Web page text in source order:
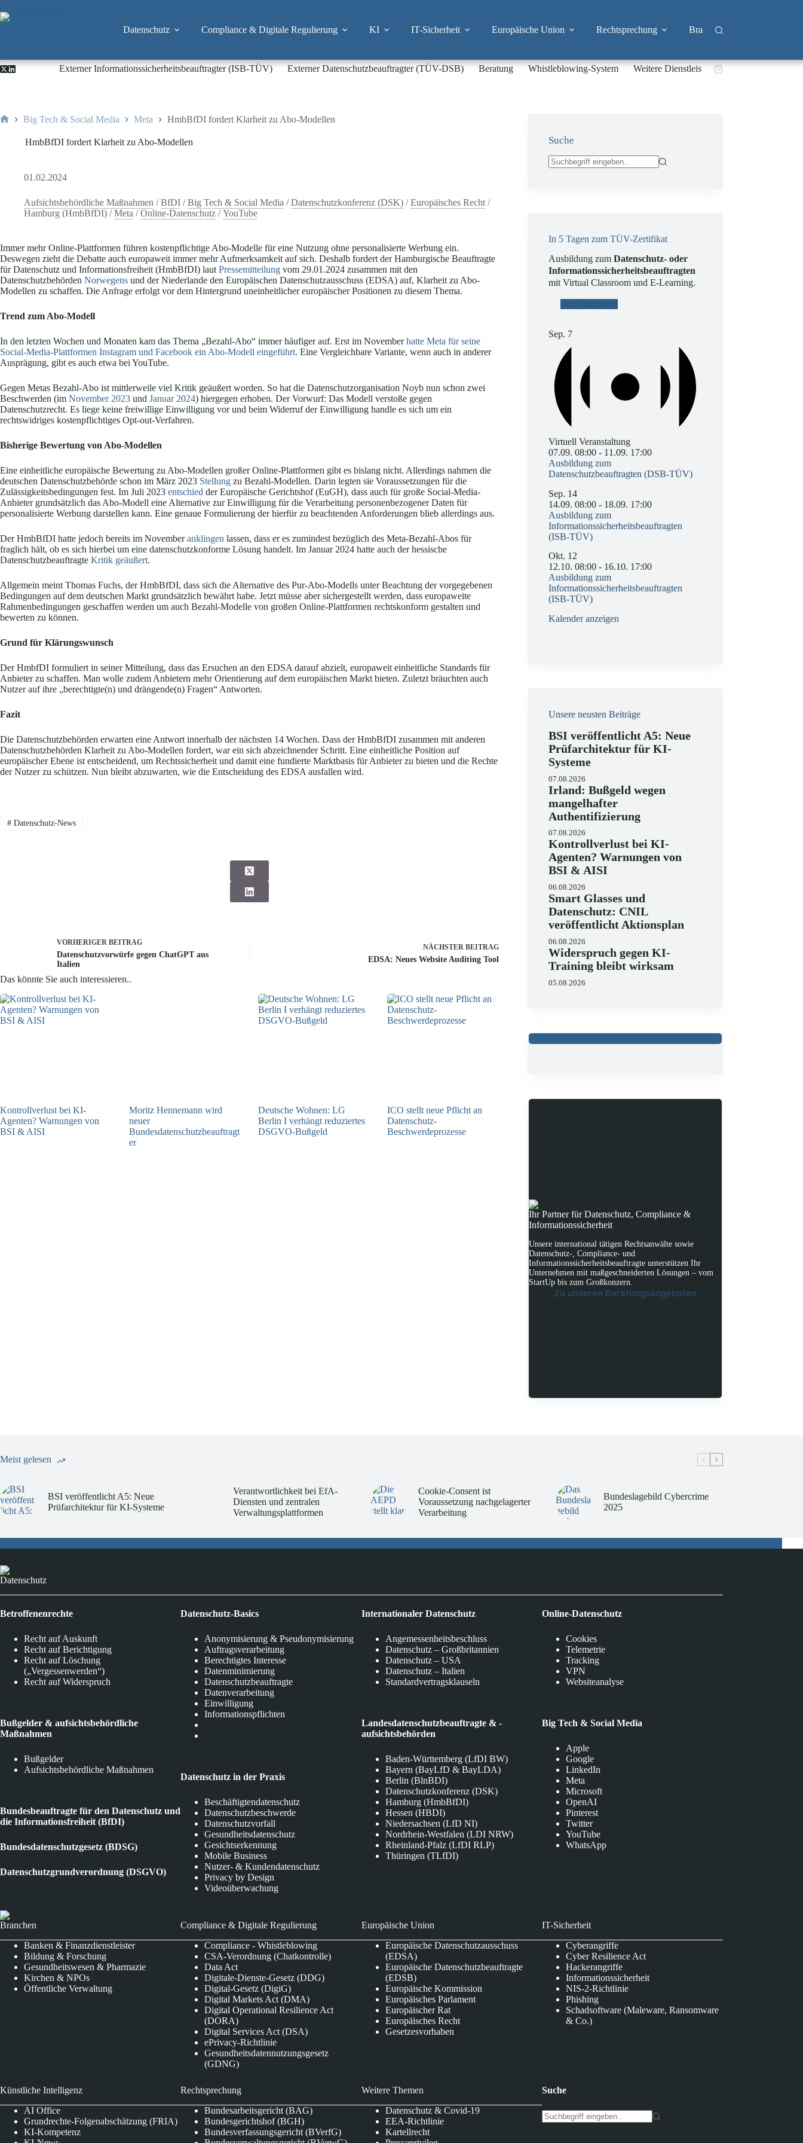
Inhalt
Datenschutz Compliance & Digitale Regulierung KI IT-Sicherheit Europäische Union Rechtsprechung Branchen
Externer Informationssicherheitsbeauftragter (ISB-TÜV) Externer Datenschutzbeauftragter (TÜV-DSB) Beratung Whistleblowing-System Weitere DienstleistungenWarenkorb
Big Tech & Social Media Meta HmbBfDI fordert Klarheit zu Abo-Modellen
HmbBfDI fordert Klarheit zu Abo-Modellen
01.02.2024
Aufsichtsbehördliche Maßnahmen /BfDI /Big Tech & Social Media /Datenschutzkonferenz (DSK) /Europäisches Recht /
Hamburg (HmbBfDI) /Meta /Online-Datenschutz /YouTube
Immer mehr Online-Plattformen führen kostenpflichtige Abo-Modelle für eine Nutzung ohne personalisierte Werbung ein.
Deswegen zieht die Debatte auch europaweit immer mehr Aufmerksamkeit auf sich. Deshalb fordert der Hamburgische Beauftragte
für Datenschutz und Informationsfreiheit (HmbBfDI) laut Pressemitteilung vom 29.01.2024 zusammen mit den
Datenschutzbehörden Norwegens und der Niederlande den Europäischen Datenschutzausschuss (EDSA) auf, Klarheit zu Abo-
Modellen zu schaffen. Die Anfrage erfolgt vor dem Hintergrund uneinheitlicher europäischer Positionen zu diesem Thema.
Trend zum Abo-Modell
In den letzten Wochen und Monaten kam das Thema „Bezahl-Abo“ immer häufiger auf. Erst im Novemberhatte Meta für seine
Social-Media-Plattformen Instagram und Facebook ein Abo-Modell eingeführt. Eine Vergleichbare Variante, wenn auch in anderer
Ausprägung, gibt es auch etwa bei YouTube.
Gegen Metas Bezahl-Abo ist mittlerweile viel Kritik geäußert worden. So hat die Datenschutzorganisation Noyb nun schon zwei
Beschwerden (im November 2023 und Januar 2024) hiergegen erhoben. Der Vorwurf: Das Modell verstoße gegen
Datenschutzrecht. Es liege keine freiwillige Einwilligung vor und beim Widerruf der Einwilligung handle es sich um ein
rechtswidriges kostenpflichtiges Opt-out-Verfahren.
Bisherige Bewertung von Abo-Modellen
Eine einheitliche europäische Bewertung zu Abo-Modellen großer Online-Plattformen gibt es bislang nicht. Allerdings nahmen die
deutschen Datenschutzbehörde schon im März 2023 Stellung zu Bezahl-Modellen. Darin legten sie Voraussetzungen für die
Zulässigkeitsbedingungen fest. Im Juli 2023 entschied der Europäische Gerichtshof (EuGH), dass auch für große Social-Media-
Anbieter grundsätzlich das Abo-Modell eine Alternative zur Einwilligung für die Verarbeitung personenbezogener Daten für
personalisierte Werbung darstellen kann. Eine genaue Formulierung der hierfür zu beachtenden Anforderungen blieb allerdings aus.
Der HmbBfDI hatte jedoch bereits im Novemberanklingen lassen, dass er es zumindest bezüglich des Meta-Bezahl-Abos für
fraglich hält, ob es sich hierbei um eine datenschutzkonforme Lösung handelt. Im Januar 2024 hatte auch der hessische
Datenschutzbeauftragte Kritik geäußert.
Allgemein meint Thomas Fuchs, der HmbBfDI, dass sich die Alternative des Pur-Abo-Modells unter Beachtung der vorgegebenen
Bedingungen auf dem deutschen Markt grundsätzlich bewährt habe. Jetzt müsse aber sichergestellt werden, dass europaweite
Rahmenbedingungen geschaffen werden um auch Bezahl-Modelle von großen Online-Plattformen rechtskonform gestalten und
bewerten zu können.
Grund für Klärungswunsch
Der HmbfDI formuliert in seiner Mitteilung, dass das Ersuchen an den EDSA darauf abzielt, europaweit einheitliche Standards für
Anbieter zu schaffen. Man wolle zudem Anbietern mehr Orientierung auf dem europäischen Markt bieten. Zuletzt bräuchten auch
Nutzer auf ihre „berechtigte(n) und drängende(n) Fragen“ Antworten.
Fazit
Die Datenschutzbehörden erwarten eine Antwort innerhalb der nächsten 14 Wochen. Dass der HmbBfDI zusammen mit anderen
Datenschutzbehörden Klarheit zu Abo-Modellen fordert, war ein sich abzeichnender Schritt. Eine einheitliche Position auf
europäischer Ebene ist entscheidend, um Rechtssicherheit und damit eine fundierte Marktbasis für Anbieter zu bieten und die Rechte
der Nutzer zu schützen. Nun bleibt abzuwarten, wie die Entscheidung des EDSA ausfallen wird.
#Datenschutz-News
VORHERIGER BEITRAG
Datenschutzvorwürfe gegen ChatGPT aus
Italien
NÄCHSTER BEITRAG
EDSA: Neues Website Auditing Tool
Das könnte Sie auch interessieren..
Kontrollverlust bei KI-
Agenten? Warnungen von
BSI & AISI
Moritz Hennemann wird
neuer
Bundesdatenschutzbeauftragt
er
Deutsche Wohnen: LG
Berlin I verhängt reduziertes
DSGVO-Bußgeld
ICO stellt neue Pflicht an
Datenschutz-
Beschwerdeprozesse
Suche
In 5 Tagen zum TÜV-Zertifikat
Ausbildung zumDatenschutz- oder
Informationssicherheitsbeauftragten
mit Virtual Classroom und E-Learning.
Jetzt buchen!
Sep. 7
Virtuell Veranstaltung
07.09. 08:00 - 11.09. 17:00
Ausbildung zum
Datenschutzbeauftragten (DSB-TÜV)
Sep. 14
14.09. 08:00 - 18.09. 17:00
Ausbildung zum
Informationssicherheitsbeauftragten
(ISB-TÜV)
Okt. 12
12.10. 08:00 - 16.10. 17:00
Ausbildung zum
Informationssicherheitsbeauftragten
(ISB-TÜV)
Kalender anzeigen
Unsere neusten Beiträge
BSI veröffentlicht A5: Neue
Prüfarchitektur für KI-
Systeme
07.08.2026
Irland: Bußgeld wegen
mangelhafter
Authentifizierung
07.08.2026
Kontrollverlust bei KI-
Agenten? Warnungen von
BSI & AISI
06.08.2026
Smart Glasses und
Datenschutz: CNIL
veröffentlicht Aktionsplan
06.08.2026
Widerspruch gegen KI-
Training bleibt wirksam
05.08.2026
Ihr Partner für Datenschutz, Compliance &
Informationssicherheit
Unsere international tätigen Rechtsanwälte sowie
Datenschutz-, Compliance- und
Informationssicherheitsbeauftragte unterstützen Ihr
Unternehmen mit maßgeschneiderten Lösungen – vom
StartUp bis zum Großkonzern.
Zu unseren Beratungsangeboten
Meist gelesen
BSI veröffentlicht A5: Neue
Prüfarchitektur für KI-Systeme
Verantwortlichkeit bei EfA-
Diensten und zentralen
Verwaltungsplattformen
Cookie-Consent ist
Voraussetzung nachgelagerter
Verarbeitung
Bundeslagebild Cybercrime
2025
Datenschutz
Betroffenenrechte
Recht auf Auskunft
Recht auf Berichtigung
Recht auf Löschung
(„Vergessenwerden“)
Recht auf Widerspruch
Bußgelder & aufsichtsbehördliche
Maßnahmen
Bußgelder
Aufsichtsbehördliche Maßnahmen
Bundesbeauftragte für den Datenschutz und
die Informationsfreiheit (BfDI)
Bundesdatenschutzgesetz (BDSG)
Datenschutzgrundverordnung (DSGVO)
Datenschutz-Basics
Anonymisierung & Pseudonymisierung
Auftragsverarbeitung
Berechtigtes Interesse
Datenminimierung
Datenschutzbeauftragte
Datenverarbeitung
Einwilligung
Informationspflichten
Datenschutz in der Praxis
Beschäftigtendatenschutz
Datenschutzbeschwerde
Datenschutzvorfall
Gesundheitsdatenschutz
Gesichtserkennung
Mobile Business
Nutzer- & Kundendatenschutz
Privacy by Design
Videoüberwachung
Internationaler Datenschutz
Angemessenheitsbeschluss
Datenschutz – Großbritannien
Datenschutz – USA
Datenschutz – Italien
Standardvertragsklauseln
Landesdatenschutzbeauftragte & -
aufsichtsbehörden
Baden-Württemberg (LfDI BW)
Bayern (BayLfD & BayLDA)
Berlin (BlnBDI)
Datenschutzkonferenz (DSK)
Hamburg (HmbBfDI)
Hessen (HBDI)
Niedersachsen (LfD NI)
Nordrhein-Westfalen (LDI NRW)
Rheinland-Pfalz (LfDI RLP)
Thüringen (TLfDI)
Online-Datenschutz
Cookies
Telemetrie
Tracking
VPN
Websiteanalyse
Big Tech & Social Media
Apple
Google
LinkedIn
Meta
Microsoft
OpenAI
Pinterest
Twitter
YouTube
WhatsApp
Branchen
Banken & Finanzdienstleister
Bildung & Forschung
Gesundheitswesen & Pharmazie
Kirchen & NPOs
Öffentliche Verwaltung
Compliance & Digitale Regulierung
Compliance - Whistleblowing
CSA-Verordnung (Chatkontrolle)
Data Act
Digitale-Dienste-Gesetz (DDG)
Digital-Gesetz (DigiG)
Digital Markets Act (DMA)
Digital Operational Resilience Act
(DORA)
Digital Services Act (DSA)
ePrivacy-Richtlinie
Gesundheitsdatennutzungsgesetz
(GDNG)
Europäische Union
Europäische Datenschutzausschuss
(EDSA)
Europäische Datenschutzbeauftragte
(EDSB)
Europäische Kommission
Europäisches Parlament
Europäischer Rat
Europäisches Recht
Gesetzesvorhaben
IT-Sicherheit
Cyberangriffe
Cyber Resilience Act
Hackerangriffe
Informationssicherheit
NIS-2-Richtlinie
Phishing
Schadsoftware (Maleware, Ransomware
& Co.)
Künstliche Intelligenz
AI Office
Grundrechte-Folgenabschätzung (FRIA)
KI-Kompetenz
Rechtsprechung
Bundesarbeitsgericht (BAG)
Bundesgerichtshof (BGH)
Bundesverfassungsgericht (BVerfG)
Weitere Themen
Datenschutz & Covid-19
EEA-Richtlinie
Kartellrecht
Suche